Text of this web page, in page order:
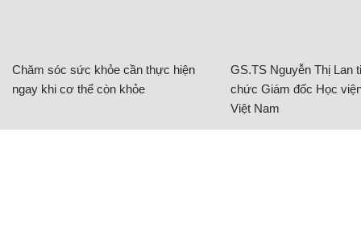
Chăm sóc sức khỏe cần thực hiện
ngay khi cơ thể còn khỏe
GS.TS Nguyễn Thị Lan
chức Giám đốc Học
Việt Nam